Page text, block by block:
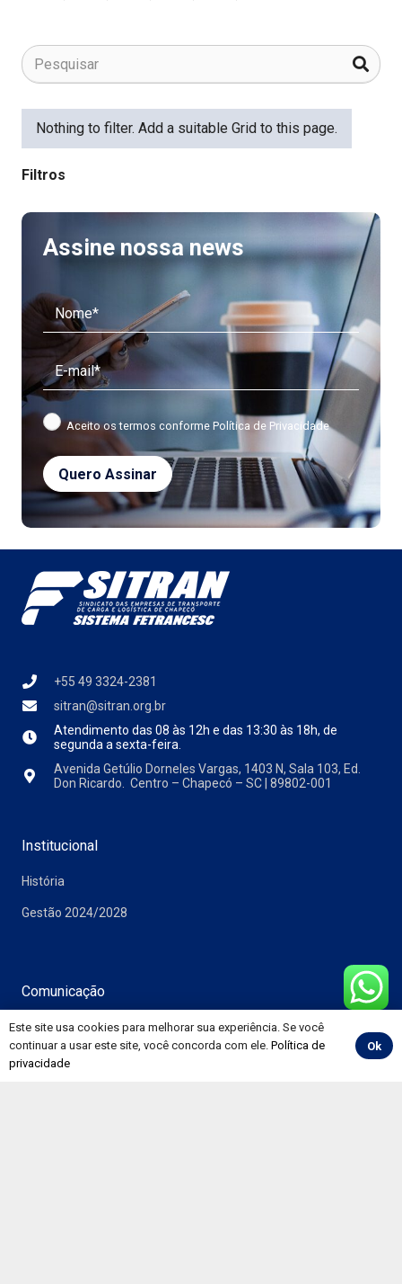
Nothing to filter. Add a suitable Grid to this page.
Filtros
Assine nossa news
Aceito os termos conforme Política de Privacidade
+55 49 3324-2381
sitran@sitran.org.br
Atendimento das 08 às 12h e das 13:30 às 18h, de
segunda a sexta-feira.
Avenida Getúlio Dorneles Vargas, 1403 N, Sala 103, Ed.
Don Ricardo. Centro – Chapecó – SC | 89802-001
Institucional
História
Gestão 2024/2028
Comunicação
Notícias
Vídeos
Este site usa cookies para melhorar sua experiência. Se você
continuar a usar este site, você concorda com ele. Política de
privacidade
Ok